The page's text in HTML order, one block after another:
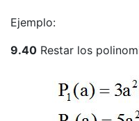
Ejemplo:
9.40 Restar los